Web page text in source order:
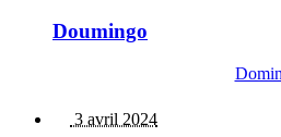
Doumingo
3 avril 2024